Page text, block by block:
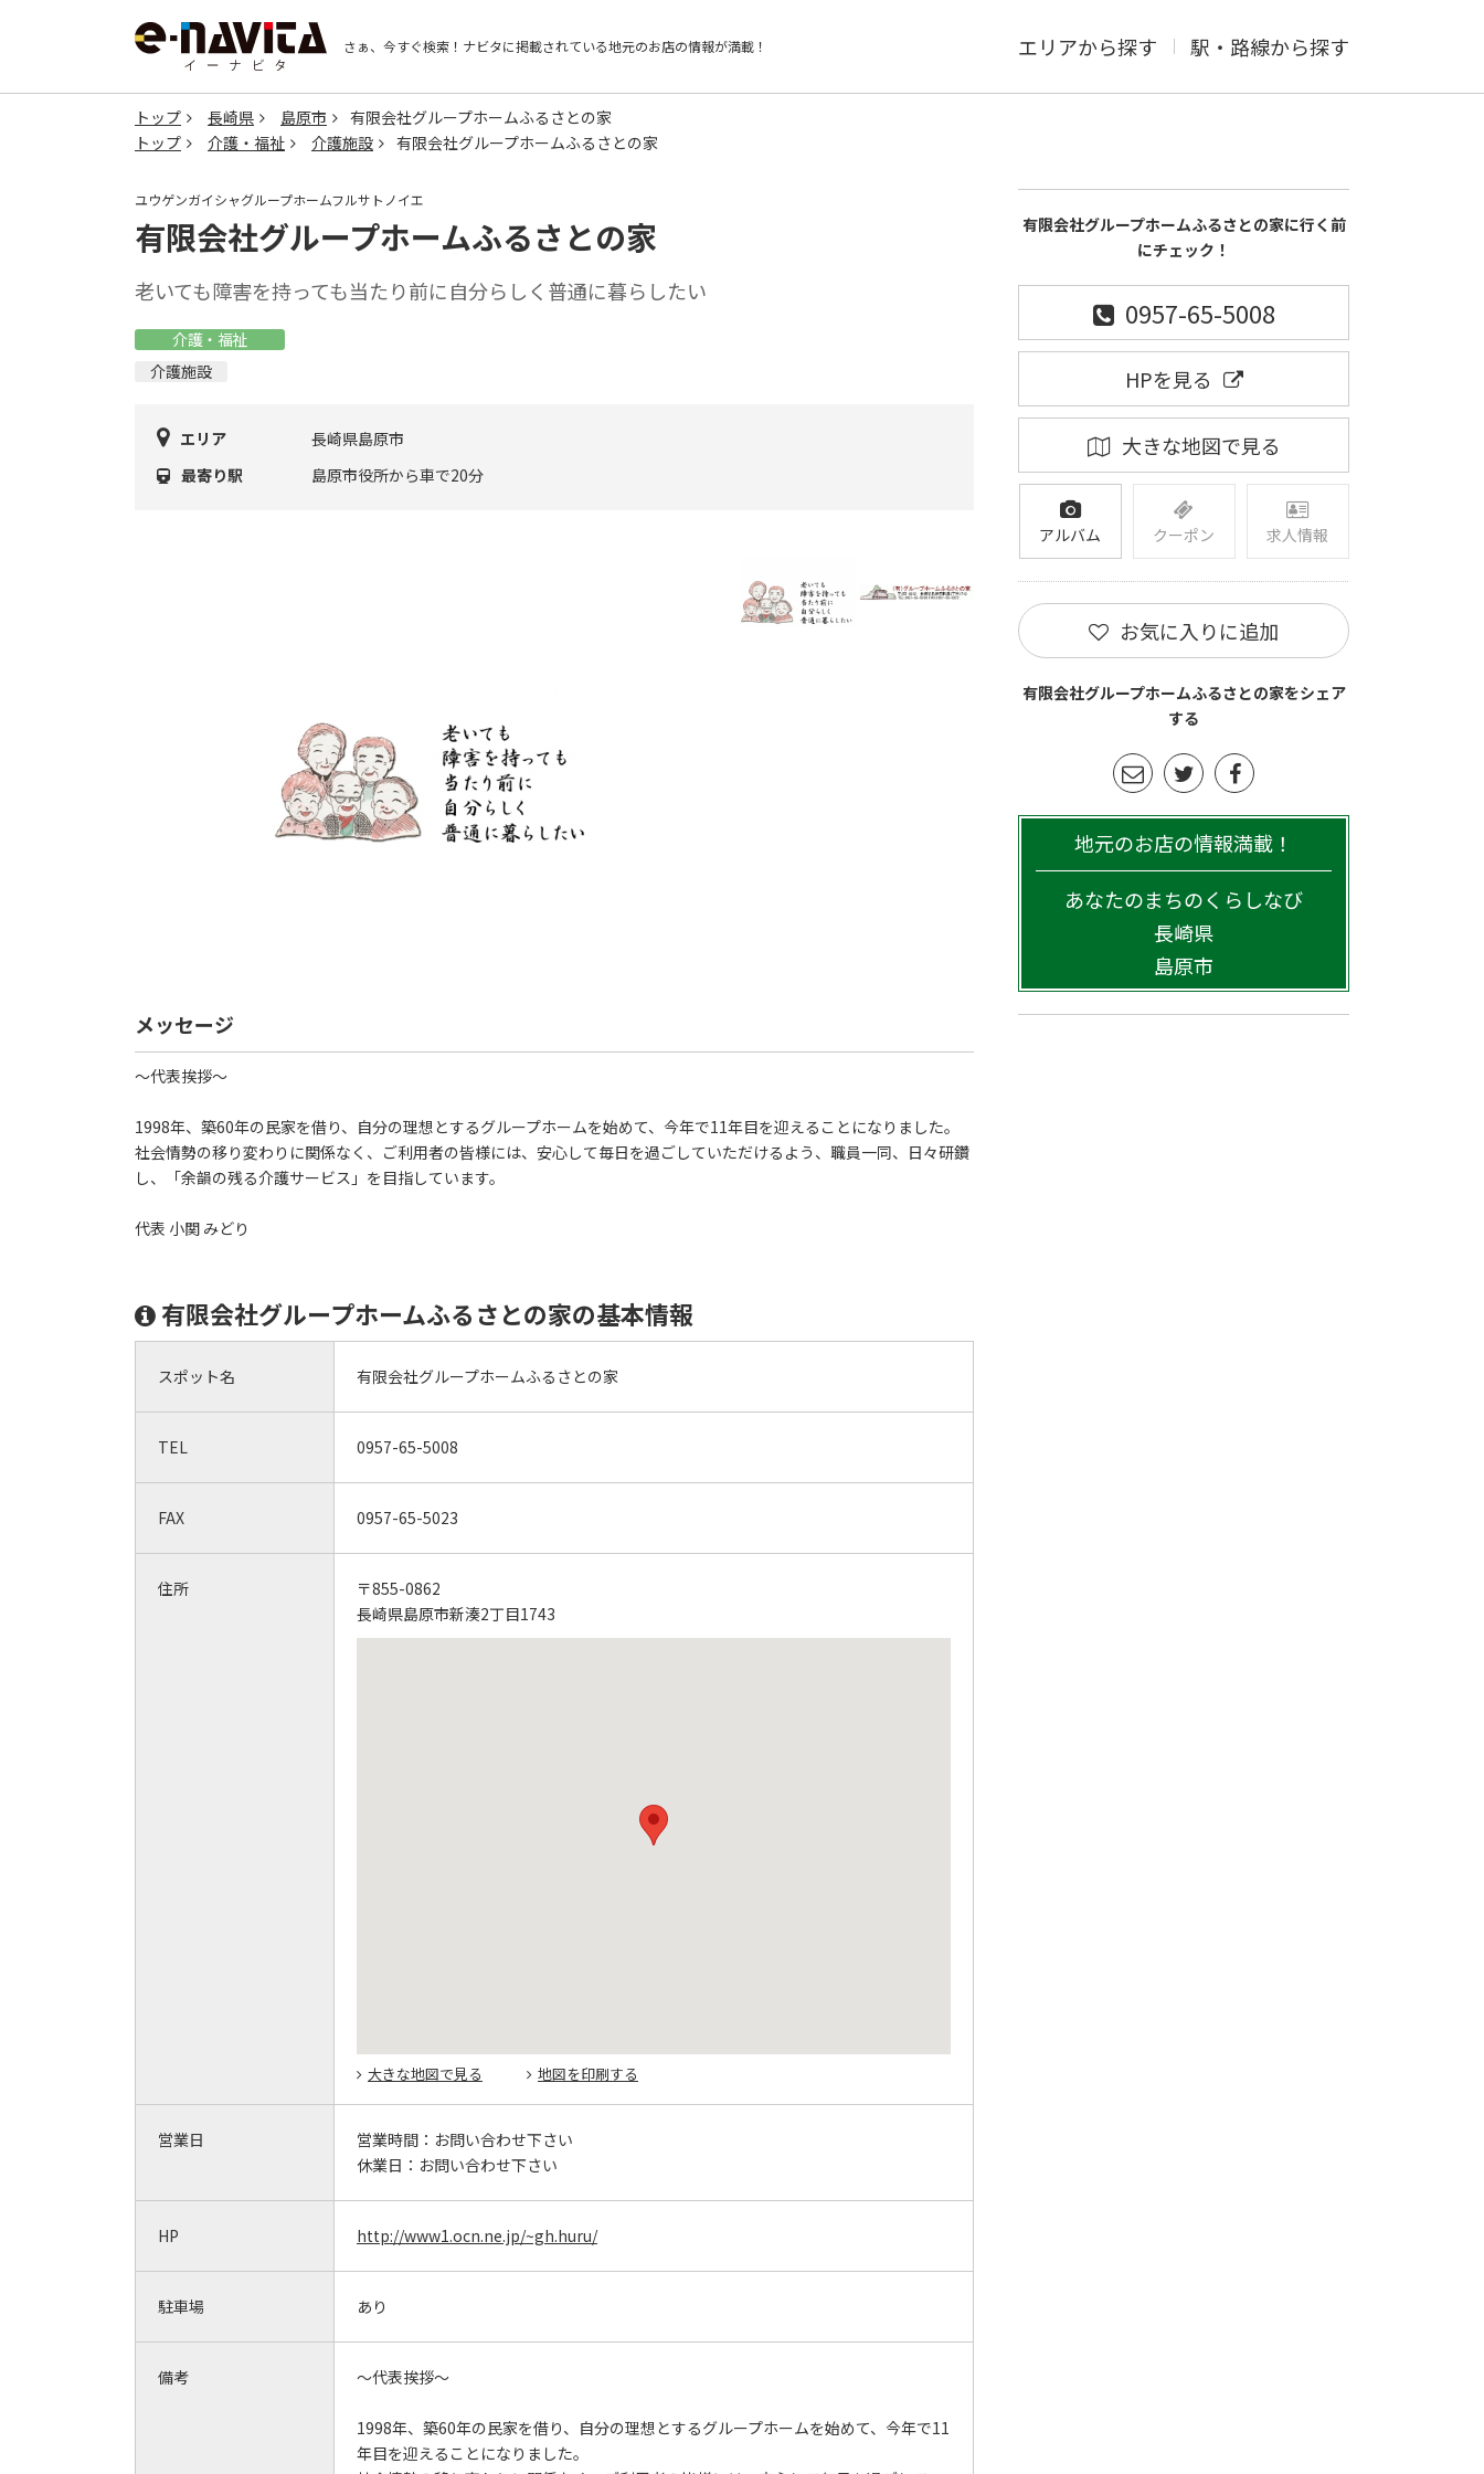
さぁ、今すぐ検索！ ナビタに掲載されている地元のお店の情報が満載！ エリアから探す 駅・路線から探す
トップ 長崎県 島原市
有限会社グループホームふるさとの家
トップ
介護・福祉 介護施設 有限会社グループホームふるさとの家
ユウゲンガイシャグループホームフルサトノイエ
有限会社グループホームふるさとの家
老いても障害を持っても当たり前に自分らしく普通に暮らしたい
介護・福祉
介護施設
エリア
長崎県島原市
最寄り駅
島原市役所から車で20分
メッセージ
～代表挨拶～
1998年、築60年の民家を借り、自分の理想とするグループホームを始めて、今年で11年目を迎えることになりました。
社会情勢の移り変わりに関係なく、ご利用者の皆様には、安心して毎日を過ごしていただけるよう、職員一同、日々研鑽
し、「余韻の残る介護サービス」を目指しています。
代表 小関 みどり
有限会社グループホームふるさとの家の基本情報
スポット名 有限会社グループホームふるさとの家
TEL 0957-65-5008
FAX 0957-65-5023
住所
〒855-0862
長崎県島原市新湊2丁目1743
大きな地図で見る 地図を印刷する
営業日 営業時間： お問い合わせ下さい
休業日： お問い合わせ下さい
HP http://www1.ocn.ne.jp/~gh.huru/
駐車場 あり
備考 ～代表挨拶～
1998年、築60年の民家を借り、自分の理想とするグループホームを始めて、今年で11
年目を迎えることになりました。
有限会社グループホームふるさとの家に行く前
にチェック！
0957-65-5008
HPを見る
大きな地図で見る
アルバム クーポン 求人情報
お気に入りに追加
有限会社グループホームふるさとの家をシェア
する
地元のお店の情報満載！
あなたのまちのくらしなび
長崎県
島原市